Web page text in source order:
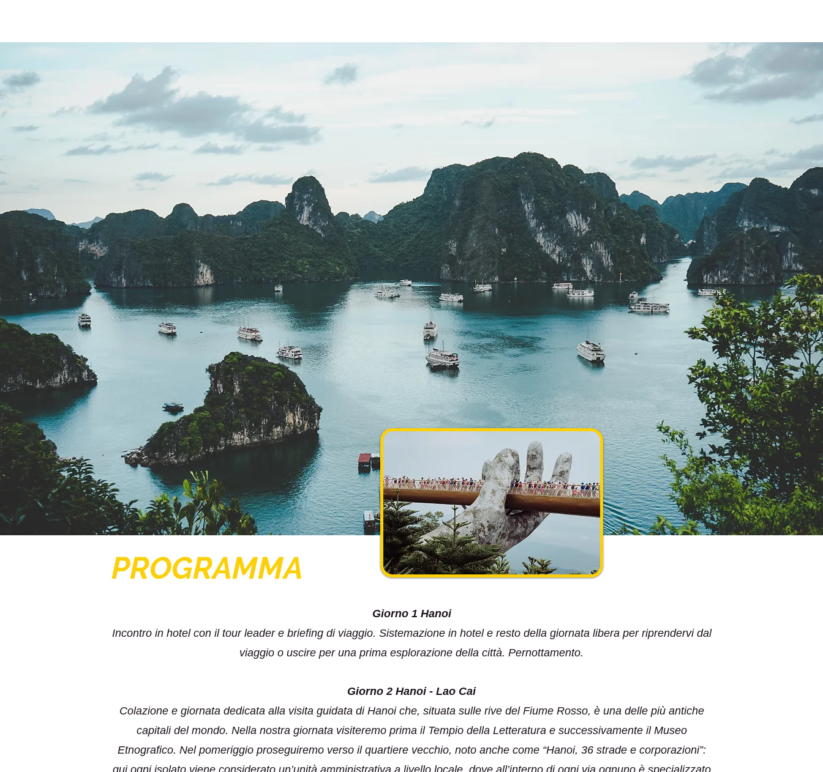
PROGRAMMA
Giorno 1 Hanoi
Incontro in hotel con il tour leader e briefing di viaggio. Sistemazione in hotel e resto della giornata libera per riprendervi dal
viaggio o uscire per una prima esplorazione della città. Pernottamento.
Giorno 2 Hanoi - Lao Cai
Colazione e giornata dedicata alla visita guidata di Hanoi che, situata sulle rive del Fiume Rosso, è una delle più antiche
capitali del mondo. Nella nostra giornata visiteremo prima il Tempio della Letteratura e successivamente il Museo
Etnografico. Nel pomeriggio proseguiremo verso il quartiere vecchio, noto anche come “Hanoi, 36 strade e corporazioni”:
qui ogni isolato viene considerato un’unità amministrativa a livello locale, dove all’interno di ogni via ognuno è specializzato